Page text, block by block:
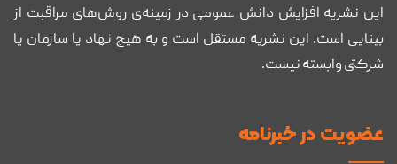
این نشریه افزایش دانش عمومی در زمینه‌ی روش‌های مراقبت از
بینایی است. این نشریه مستقل است و به هیچ نهاد یا سازمان یا
شرکتی وابسته نیست.
عضويت در خبرنامه